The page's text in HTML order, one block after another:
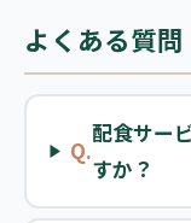
よくある質問
Q.
配食サー
すか？